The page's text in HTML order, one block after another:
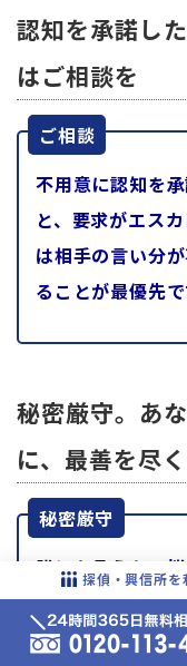
探偵・興信所を
認知を承諾し
はご相談を
ご相談
不用意に認知を
と、要求がエス
は相手の言い分
ることが最優先で
秘密厳守。あ
に、最善を尽
秘密厳守
誰にも言えない
みを理解してい
りつつ、平穏な